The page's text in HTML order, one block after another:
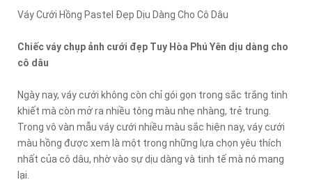
Váy Cưới Hồng Pastel Đẹp Dịu Dàng Cho Cô Dâu
Chiếc váy chụp ảnh cưới đẹp Tuy Hòa Phú Yên dịu dàng cho
cô dâu
Ngày nay, váy cưới không còn chỉ gói gọn trong sắc trắng tinh
khiết mà còn mở ra nhiều tông màu nhẹ nhàng, trẻ trung.
Trong vô vàn mẫu váy cưới nhiều màu sắc hiện nay, váy cưới
màu hồng được xem là một trong những lựa chọn yêu thích
nhất của cô dâu, nhờ vào sự dịu dàng và tinh tế mà nó mang
lại.